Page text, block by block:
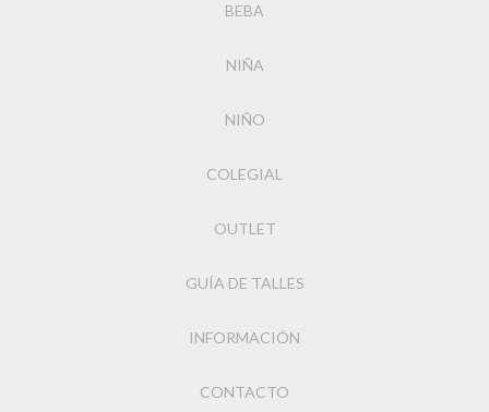
BEBA
NIÑA
NIÑO
COLEGIAL
OUTLET
GUÍA DE TALLES
INFORMACIÓN
CONTACTO